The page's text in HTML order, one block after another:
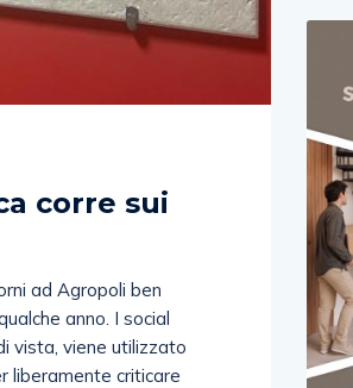
corre sui
ad Agropoli ben
anno. I social
vista, viene utilizzato
liberamente criticare